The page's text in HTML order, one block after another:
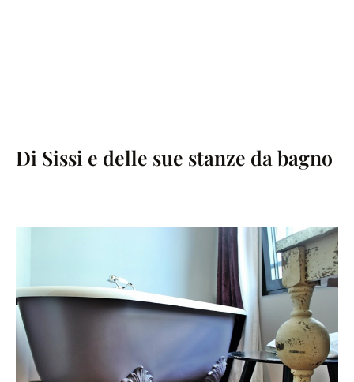
Di Sissi e delle sue stanze da bagno